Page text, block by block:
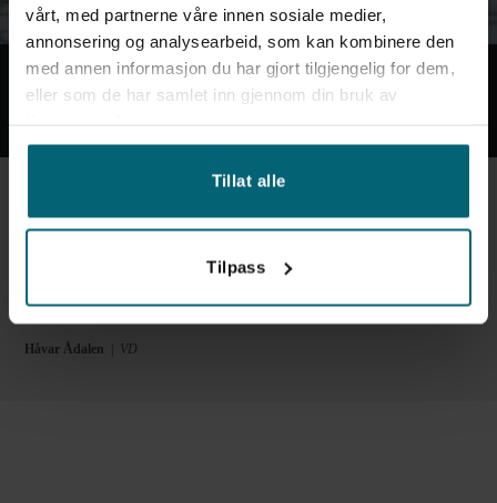
vårt, med partnerne våre innen sosiale medier,
annonsering og analysearbeid, som kan kombinere den
med annen informasjon du har gjort tilgjengelig for dem,
eller som de har samlet inn gjennom din bruk av
Tillat alle
Tilpass
”Vi fokuserar på att ge dig som kund den allra bästa
företags behov.
lösningsorienterade och drar oss mer än gärna runt så att
du och dina får precis det som behövs!”
Håvar Ådalen VD